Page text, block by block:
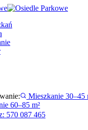
Mieszkanie 30–45
60–85 m²
: 570 087 465